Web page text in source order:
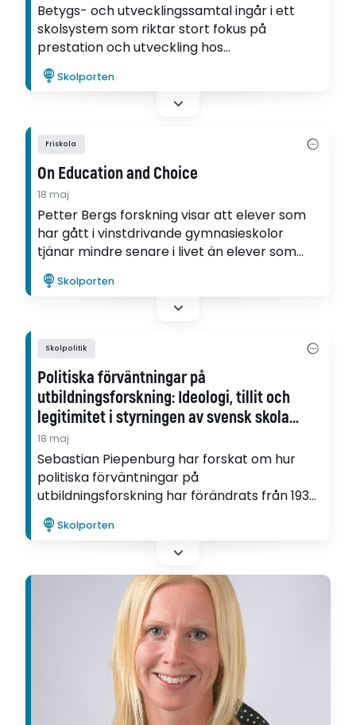
Betygs- och utvecklingssamtal ingår i ett
skolsystem som riktar stort fokus på
prestation och utveckling hos
eleven. "Ansvaret för lärandet läggs i stor
utsträckning på eleven", säger forskaren
Skolporten
Friskola
On Education and Choice
18 maj
Petter Bergs forskning visar att elever som
har gått i vinstdrivande gymnasieskolor
tjänar mindre senare i livet än elever som
gått i kommunala gymnasieskolor.
Skolporten
Skolpolitik
Politiska förväntningar på
utbildningsforskning: Ideologi, tillit och
legitimitet i styrningen av svensk skola
1930–2025
18 maj
Sebastian Piepenburg har forskat om hur
politiska förväntningar på
utbildningsforskning har förändrats från 1930
till 2025.
Skolporten